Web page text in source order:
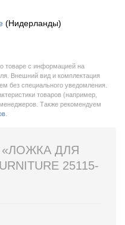
(Нидерланды)
товаре с информацией на
Внешний вид и комплектация
без специального уведомления.
товаров (например,
Также рекомендуем
«ЛОЖКА ДЛЯ
25115-